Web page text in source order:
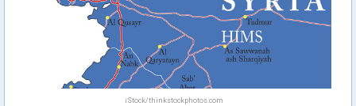
iStock/thinkstockphotos.com